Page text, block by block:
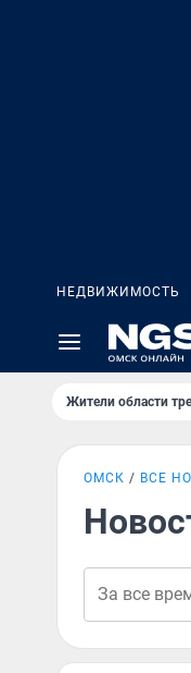
НЕДВИЖИМОСТЬ
Жители области
ОМСК ВСЕ